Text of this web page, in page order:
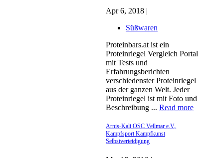
Apr 6, 2018 |
Süßwaren
Proteinbars.at ist ein
Proteinriegel Vergleich Portal
mit Tests und
Erfahrungsberichten
verschiedenster Proteinriegel
aus der ganzen Welt. Jeder
Proteinriegel ist mit Foto und
Beschreibung ... Read more
Arnis-Kali OSC Vellmar e.V.,
Kampfsport Kampfkunst
Selbstverteidigung